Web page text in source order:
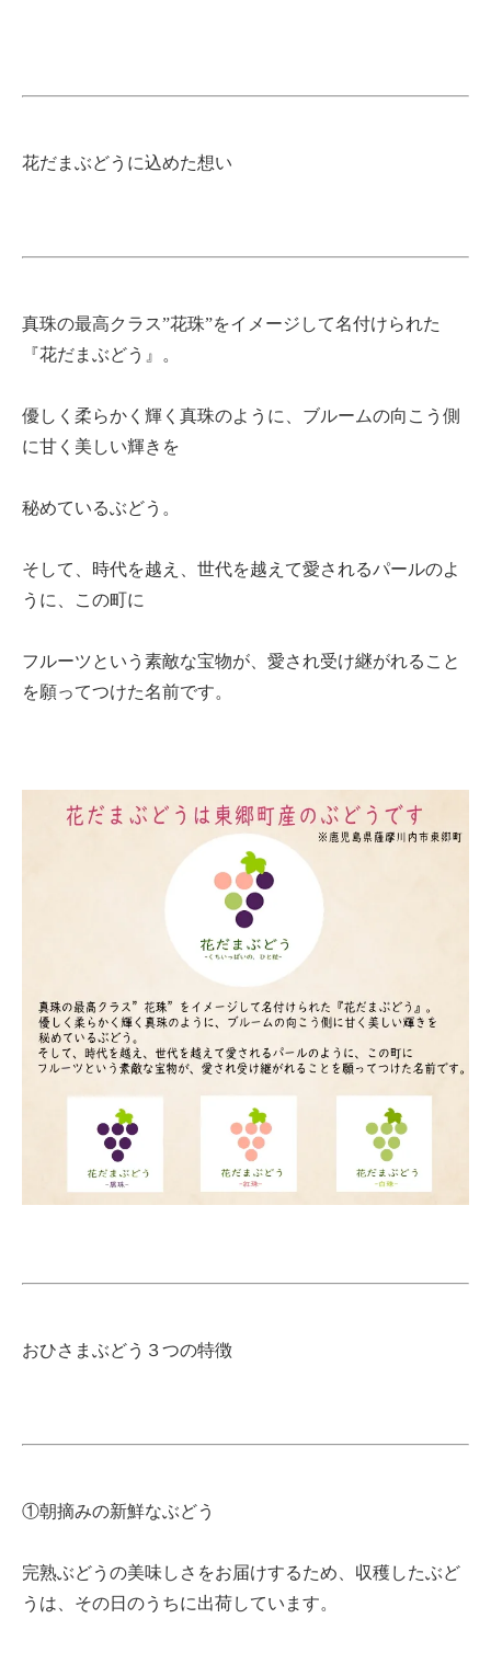
花だまぶどうに込めた想い
真珠の最高クラス”花珠”をイメージして名付けられた
『花だまぶどう』。
優しく柔らかく輝く真珠のように、ブルームの向こう側
に甘く美しい輝きを
秘めているぶどう。
そして、時代を越え、世代を越えて愛されるパールのよ
うに、この町に
フルーツという素敵な宝物が、愛され受け継がれること
を願ってつけた名前です。
おひさまぶどう３つの特徴
①朝摘みの新鮮なぶどう
完熟ぶどうの美味しさをお届けするため、収穫したぶど
うは、その日のうちに出荷しています。